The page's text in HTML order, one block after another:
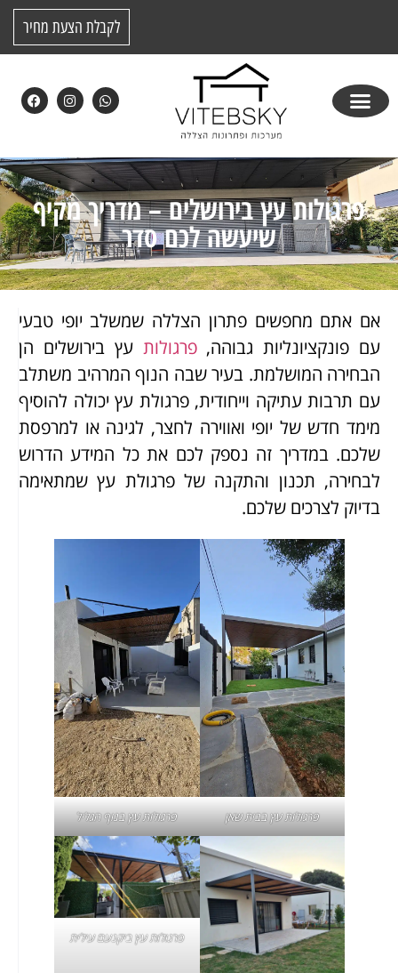
לקבלת הצעת מחיר
פרגולות עץ בירושלים – מדריך מקיף
שיעשה לכם סדר
אם אתם מחפשים פתרון הצללה שמשלב יופי טבעי
עם פונקציונליות גבוהה,פרגולות עץ בירושלים הן
הבחירה המושלמת. בעיר שבה הנוף המרהיב משתלב
עם תרבות עתיקה וייחודית, פרגולת עץ יכולה להוסיף
מימד חדש של יופי ואווירה לחצר, לגינה או למרפסת
שלכם. במדריך זה נספק לכם את כל המידע הדרוש
לבחירה, תכנון והתקנה של פרגולת עץ שמתאימה
בדיוק לצרכים שלכם.
פרגולות עץ בבית שאן פרגולות עץ בנוף הגליל
פרגולות עץ ביקנעם עילית